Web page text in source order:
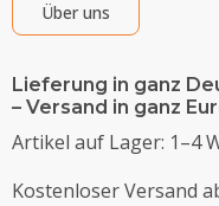
Über uns
Lieferung in ganz
– Versand in ganz
Artikel auf Lager: 1–4
Kostenloser Versand